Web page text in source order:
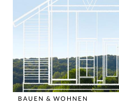
BAUEN & WOHNEN